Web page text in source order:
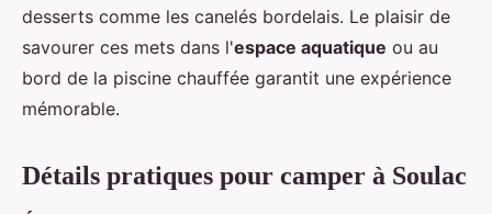
desserts comme les canelés bordelais. Le plaisir de
savourer ces mets dans l'espace aquatique ou au
bord de la piscine chauffée garantit une expérience
mémorable.
Détails pratiques pour camper à Soulac